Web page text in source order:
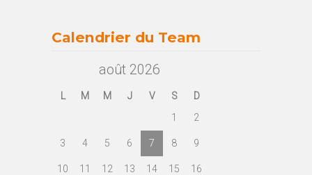
Calendrier du Team
août 2026
L M M J V S
D
1
2
3 4 5 6 7 8 9
10 11 12 13 14 15 16